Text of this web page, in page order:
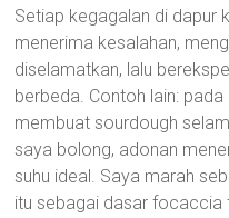
Setiap kegagalan di dapur
menerima kesalahan,
diselamatkan, lalu
berbeda. Contoh lain:
membuat sourdough
saya bolong, adonan
suhu ideal. Saya marah
itu sebagai dasar